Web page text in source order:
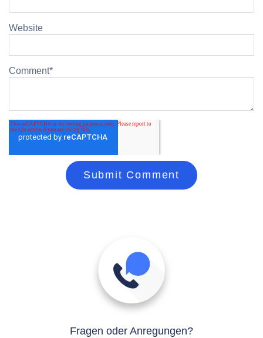
Website
Comment*
Fragen oder Anregungen?